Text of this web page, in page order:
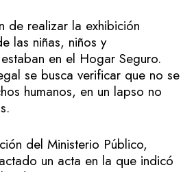
de realizar la exhibición
las niñas, niños y
en el Hogar Seguro.
se busca verificar que no se
humanos, en un lapso no
del Ministerio Público,
un acta en la que indicó